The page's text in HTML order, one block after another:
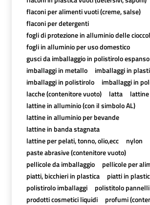
flaconi per alimenti vuoti (creme, salse)
flaconi per detergenti
fogli di protezione in alluminio delle
fogli in alluminio per uso domestico
gusci da imballaggio in polistirolo espanso
imballaggi in metallo
imballaggi in
imballaggi in polistirolo
imballaggi in
lacche (contenitore vuoto)
latta
lattine in alluminio (con il simbolo AL)
lattine in alluminio per bevande
lattine in banda stagnata
lattine per pelati, tonno, olio,ecc
nylon
paste abrasive (contenitore vuoto)
pellicole da imballaggio
pellicole per
piatti, bicchieri in plastica
piatti in
polistirolo imballaggi
polistitolo pannelli
prodotti cosmetici liquidi
profumi